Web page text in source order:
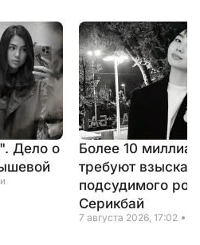
Дело о
Более 10
требуют
подсудимого
Серикбай
7 августа 2026, 17:02